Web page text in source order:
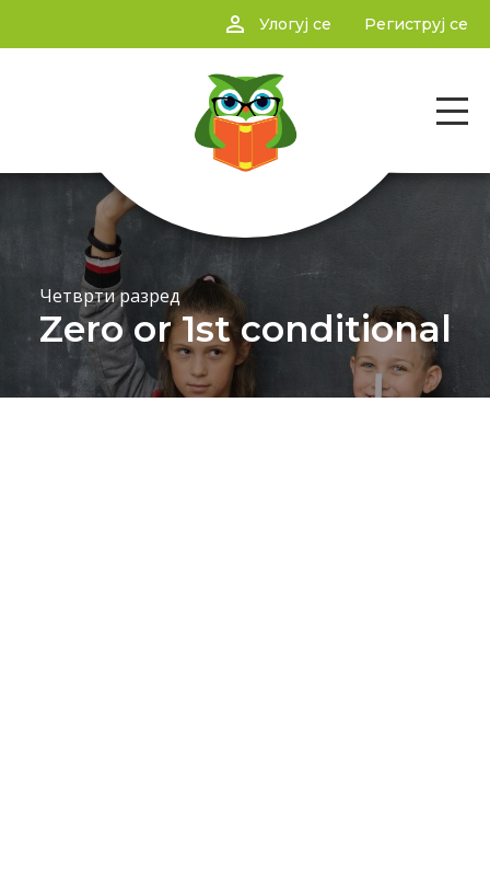
person_outline Улогуј се Региструј се
Четврти разред
Zero or 1st conditional